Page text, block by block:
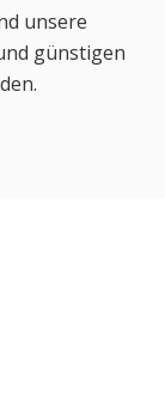
unsere
günstigen